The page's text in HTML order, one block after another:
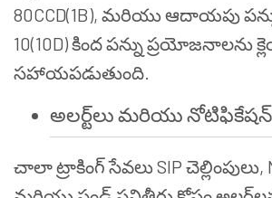
80CCD(1B), మరియు ఆదాయపు
10(10D) కింద పన్ను
సహాయపడుతుంది.
అలర్ట్‌లు మరియు
చాలా ట్రాకింగ్ సేవలు SIP చెల్లింపులు,